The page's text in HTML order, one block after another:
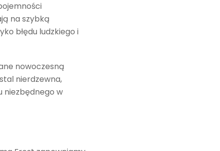
na szybką
błędu ludzkiego i
nowoczesną
nierdzewna,
niezbędnego w